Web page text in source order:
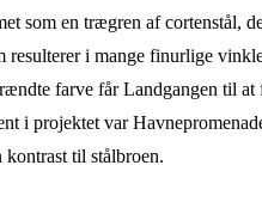
som en trægren af cortenstål,
resulterer i mange finurlige
farve får Landgangen til
i projektet var
kontrast til stålbroen.